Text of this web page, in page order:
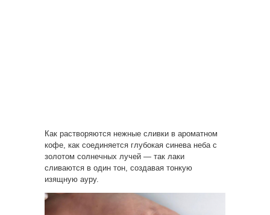
Как растворяются нежные сливки в ароматном
кофе, как соединяется глубокая синева неба с
золотом солнечных лучей — так лаки
сливаются в один тон, создавая тонкую
изящную ауру.